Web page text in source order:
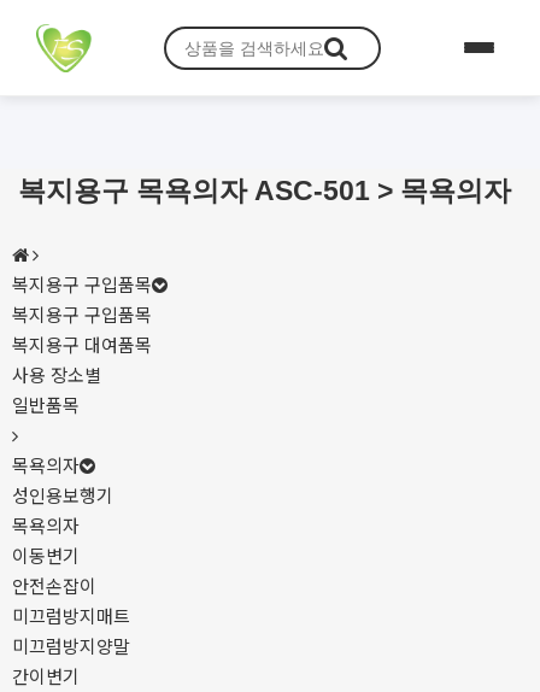
복지용구 목욕의자 ASC-501 > 목욕의자
복지용구 구입품목
복지용구 구입품목
복지용구 대여품목
사용 장소별
일반품목
목욕의자
성인용보행기
목욕의자
이동변기
안전손잡이
미끄럼방지매트
미끄럼방지양말
간이변기